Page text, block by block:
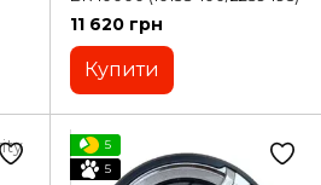
11 620 грн
Купити
5
5